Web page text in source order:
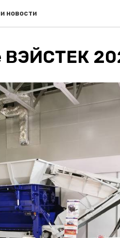
новости
ВЭЙСТЕК